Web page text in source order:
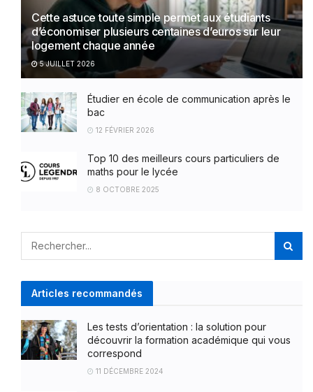
Cette astuce toute simple permet aux étudiants
d’économiser plusieurs centaines d’euros sur leur
logement chaque année
5 JUILLET 2026
Étudier en école de communication après le
bac
12 FÉVRIER 2026
Top 10 des meilleurs cours particuliers de
maths pour le lycée
8 OCTOBRE 2025
Articles recommandés
Les tests d’orientation : la solution pour
découvrir la formation académique qui vous
correspond
11 DÉCEMBRE 2024